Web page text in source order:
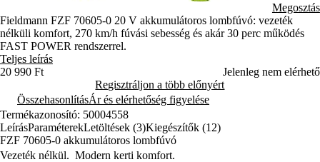
Megosztás
Fieldmann FZF 70605-0 20 V akkumulátoros lombfúvó: vezeték
nélküli komfort, 270 km/h fúvási sebesség és akár 30 perc működés
FAST POWER rendszerrel.
Teljes leírás
20 990 Ft
Jelenleg nem elérhető
Regisztráljon a több előnyért
ÖsszehasonlításÁr és elérhetőség figyelése
Termékazonosító: 50004558
LeírásParaméterekLetöltések (3)Kiegészítők (12)
FZF 70605-0 akkumulátoros lombfúvó
Vezeték nélkül. Modern kerti komfort.